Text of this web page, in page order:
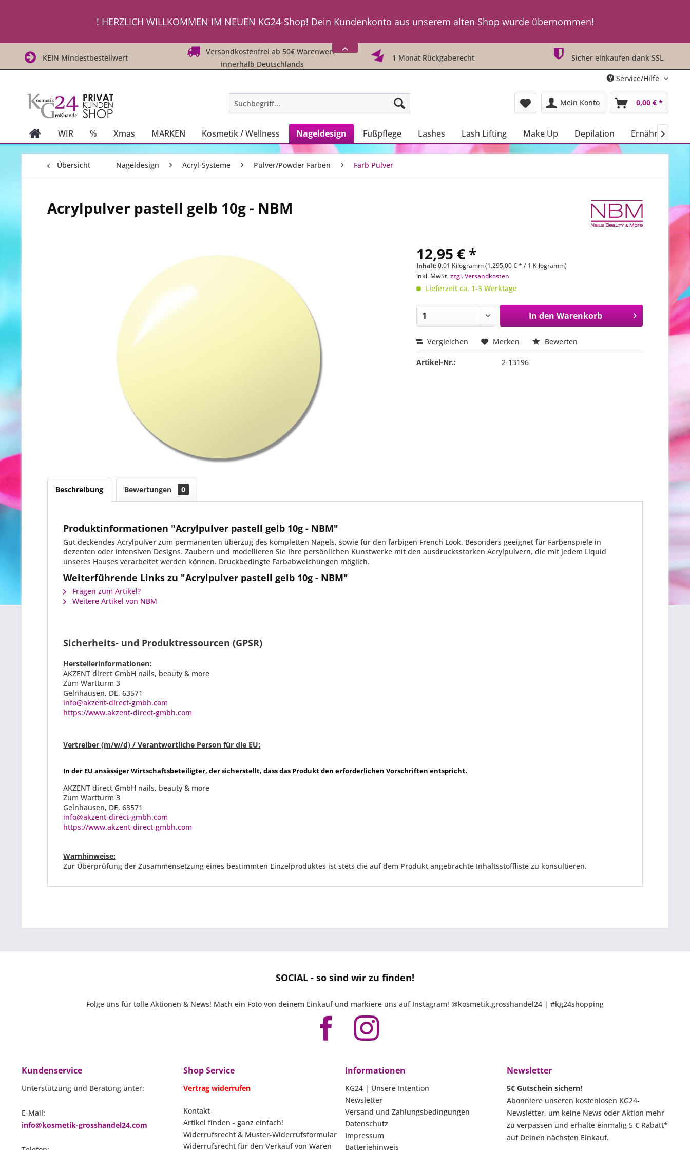
! HERZLICH WILLKOMMEN IM NEUEN KG24-Shop! Dein Kundenkonto aus unserem alten Shop wurde übernommen!
KEIN Mindestbestellwert
Versandkostenfrei ab 50€ Warenwert -
innerhalb Deutschlands
1 Monat Rückgaberecht Sicher einkaufen dank SSL
Service/Hilfe
Mein Konto 0,00 € *
WIR % Xmas MARKEN Kosmetik / Wellness Nageldesign Fußpflege Lashes Lash Lifting Make Up Depilation Ernährung

Übersicht Nageldesign Acryl-Systeme Pulver/Powder Farben Farb Pulver
Acrylpulver pastell gelb 10g - NBM
12,95 € *
Inhalt:0.01 Kilogramm (1.295,00 € * / 1 Kilogramm)
inkl. MwSt.zzgl. Versandkosten
Lieferzeit ca. 1-3 Werktage
In den Warenkorb
Vergleichen Merken Bewerten
Artikel-Nr.: 2-13196
Beschreibung Bewertungen 0
Produktinformationen "Acrylpulver pastell gelb 10g - NBM"
Gut deckendes Acrylpulver zum permanenten überzug des kompletten Nagels, sowie für den farbigen French Look. Besonders geeignet für Farbenspiele in
dezenten oder intensiven Designs. Zaubern und modellieren Sie Ihre persönlichen Kunstwerke mit den ausdrucksstarken Acrylpulvern, die mit jedem Liquid
unseres Hauses verarbeitet werden können. Druckbedingte Farbabweichungen möglich.
Weiterführende Links zu "Acrylpulver pastell gelb 10g - NBM"
Fragen zum Artikel?
Weitere Artikel von NBM
Sicherheits- und Produktressourcen (GPSR)
Herstellerinformationen:
AKZENT direct GmbH nails, beauty & more
Zum Wartturm 3
Gelnhausen, DE, 63571
info@akzent-direct-gmbh.com
https://www.akzent-direct-gmbh.com
Vertreiber (m/w/d) / Verantwortliche Person für die EU:
In der EU ansässiger Wirtschaftsbeteiligter, der sicherstellt, dass das Produkt den erforderlichen Vorschriften entspricht.
AKZENT direct GmbH nails, beauty & more
Zum Wartturm 3
Gelnhausen, DE, 63571
info@akzent-direct-gmbh.com
https://www.akzent-direct-gmbh.com
Warnhinweise:
Zur Überprüfung der Zusammensetzung eines bestimmten Einzelproduktes ist stets die auf dem Produkt angebrachte Inhaltsstoffliste zu konsultieren.
SOCIAL - so sind wir zu finden!
Folge uns für tolle Aktionen & News! Mach ein Foto von deinem Einkauf und markiere uns auf Instagram! @kosmetik.grosshandel24 | #kg24shopping
Kundenservice
Unterstützung und Beratung unter:
E-Mail:
info@kosmetik-grosshandel24.com
Shop Service
Vertrag widerrufen
Kontakt
Artikel finden - ganz einfach!
Widerrufsrecht & Muster-Widerrufsformular
Widerrufsrecht für den Verkauf von Waren
Informationen
KG24 | Unsere Intention
Newsletter
Versand und Zahlungsbedingungen
Datenschutz
Impressum
Batteriehinweis
Newsletter
5€ Gutschein sichern!
Abonniere unseren kostenlosen KG24-
Newsletter, um keine News oder Aktion mehr
zu verpassen und erhalte einmalig 5 € Rabatt*
auf Deinen nächsten Einkauf.